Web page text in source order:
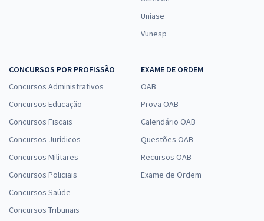
Uniase
Vunesp
CONCURSOS POR PROFISSÃO
Concursos Administrativos
Concursos Educação
Concursos Fiscais
Concursos Jurídicos
Concursos Militares
Concursos Policiais
Concursos Saúde
Concursos Tribunais
EXAME DE ORDEM
OAB
Prova OAB
Calendário OAB
Questões OAB
Recursos OAB
Exame de Ordem